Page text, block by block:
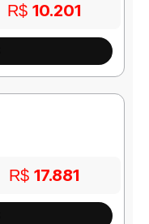
R$ 10.201
R$ 17.881